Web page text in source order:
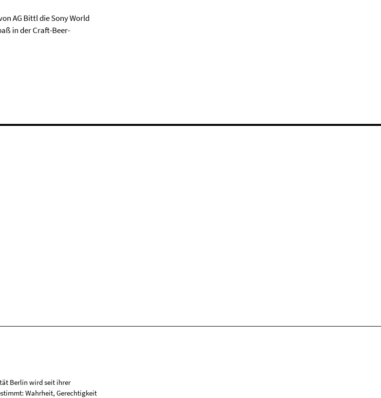
AG Bittl die Sony World
in der Craft-Beer-
Berlin wird seit ihrer
Wahrheit, Gerechtigkeit